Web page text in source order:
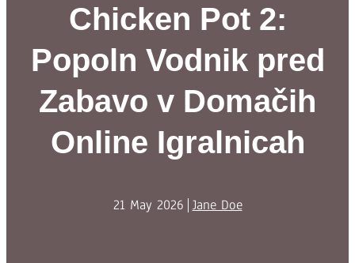
Chicken Pot 2:
Popoln Vodnik pred
Zabavo v Domačih
Online Igralnicah
21 May 2026 Jane Doe